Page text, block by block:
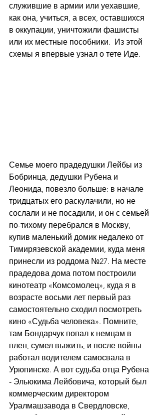
служившие в армии или уехавшие,
как она, учиться, а всех, оставшихся
в оккупации, уничтожили фашисты
или их местные пособники.  Из этой
схемы я впервые узнал о тете Иде.
Семье моего прадедушки Лейбы из
Бобринца, дедушки Рубена и
Леонида, повезло больше: в начале
тридцатых его раскулачили, но не
сослали и не посадили, и он с семьей
по-тихому перебрался в Москву,
купив маленький домик недалеко от
Тимирязевской академии, куда меня
принесли из роддома №27. На месте
прадедова дома потом построили
кинотеатр «Комсомолец», куда я в
возрасте восьми лет первый раз
самостоятельно сходил посмотреть
кино «Судьба человека». Помните,
там Бондарчук попал к немцам в
плен, сумел выжить, и после войны
работал водителем самосвала в
Урюпинске. А вот судьба отца Рубена
- Эльюкима Лейбовича, который был
коммерческим директором
Уралмашзавода в Свердловске,